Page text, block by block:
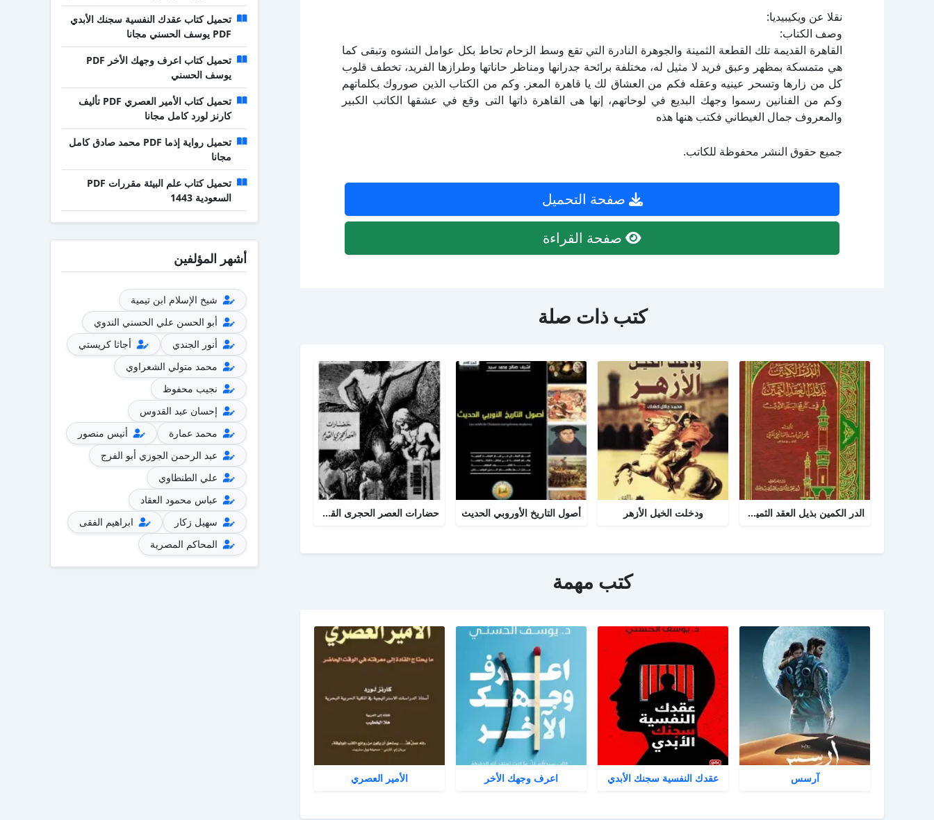
نقلا عن ويكيبيديا:
وصف الكتاب:
القاهرة القديمة تلك القطعة الثمينة والجوهرة النادرة التي تقع وسط الزحام تحاط بكل عوامل التشوه وتبقى كما
هي متمسكة بمظهر وعبق فريد لا مثيل له، مختلفة برائحة جدرانها ومناظر حاناتها وطرازها الفريد، تخطف قلوب
كل من زارها وتسحر عينيه وعقله فكم من العشاق لك يا قاهرة المعز. وكم من الكتاب الذين صوروك بكلماتهم
وكم من الفنانين رسموا وجهك البديع في لوحاتهم، إنها هى القاهرة ذاتها التى وقع في عشقها الكاتب الكبير
والمعروف جمال الغيطاني فكتب هنها هذه
جميع حقوق النشر محفوظة للكاتب.
صفحة التحميل
صفحة القراءة
كتب ذات صلة
الدر الكمين بذيل العقد الثمين في تاريخ البلد الأمين ودخلت الخيل الأزهر أصول التاريخ الأوروبي الحديث حضارات العصر الحجرى القديم
كتب مهمة
آرسس عقدك النفسية سجنك الأبدي اعرف وجهك الأخر الأمير العصري
تحميل كتاب عقدك النفسية سجنك الأبدي
PDF يوسف الحسني مجانا
تحميل كتاب اعرف وجهك الأخر PDF
يوسف الحسني
تحميل كتاب الأمير العصري PDF تأليف
كارنز لورد كامل مجانا
تحميل رواية إذما PDF محمد صادق كامل
مجانا
تحميل كتاب علم البيئة مقررات PDF
السعودية 1443
أشهر المؤلفين
شيخ الإسلام ابن تيمية
أبو الحسن علي الحسني الندوي
أنور الجندي
أجاثا كريستي
محمد متولي الشعراوي
نجيب محفوظ
إحسان عبد القدوس
محمد عمارة
أنيس منصور
عبد الرحمن الجوزي أبو الفرج
علي الطنطاوي
عباس محمود العقاد
سهيل زكار
ابراهيم الفقى
المحاكم المصرية